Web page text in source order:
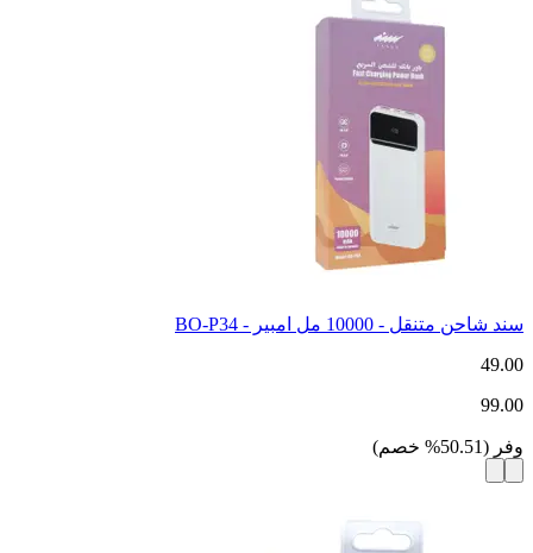
سند شاحن متنقل - 10000 مل امبير - BO-P34
49.00
99.00
وفر (
50.51
% خصم)